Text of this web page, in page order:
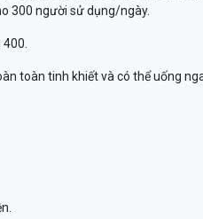
300 người sử dụng/ngày.
toàn tinh khiết và có thể uống